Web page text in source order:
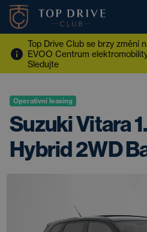
Top Drive Club se brzy změní
EVOO Centrum
Sledujte
Operativní leasing
Suzuki Vitara
Hybrid 2WD